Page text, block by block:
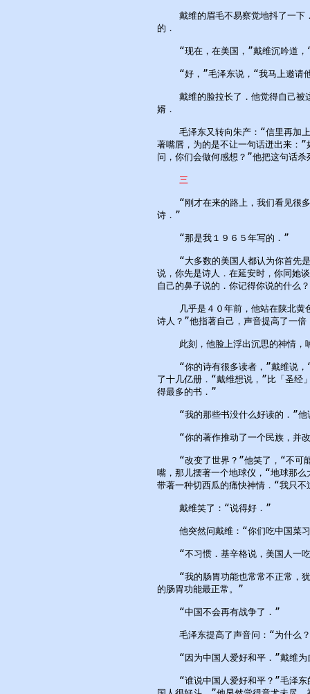
戴维的眉毛不易察觉地抖了一下
的．
“现在，在美国，”戴维沉吟道，
“好，”毛泽东说，“我马上邀请
戴维的脸拉长了．他觉得自己被
婿．
毛泽东又转向朱产：“信里再加
著嘴唇，为的是不让一句话迸出来：
问，你们会做何感想？”他把这句话杀
三
“刚才在来的路上，我们看见很
诗．”
    “那是我１９６５年写的．”
“大多数的美国人都认为你首先
说，你先是诗人．在延安时，你同她
自己的鼻子说的．你记得你说的什么
几乎是４０年前，他站在陕北黄
诗人？”他指著自己，声音提高了一
此刻，他脸上浮出沉思的神情，
“你的诗有很多读者，”戴维说，
了十几亿册．“戴维想说，”比「圣经
得最多的书．”
“我的那些书没什么好读的．”
“你的著作推动了一个民族，并
“改变了世界？”他笑了，“不可
嘴，那儿摆著一个地球仪，“地球那
带著一种切西瓜的痛快神情．“我只
    戴维笑了：“说得好．”
他突然问戴维：“你们吃中国菜
“不习惯．基辛格说，美国人一
“我的肠胃功能也常常不正常，
的肠胃功能最正常。”
    “中国不会再有战争了．”
毛泽东提高了声音问：“为什么
“因为中国人爱好和平．”戴维为
“谁说中国人爱好和平？”毛泽东